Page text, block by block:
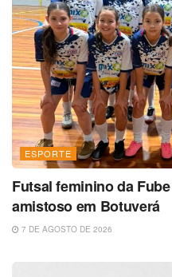
ESPORTE
Futsal feminino da
amistoso em Botuverá
7 DE AGOSTO DE 2026